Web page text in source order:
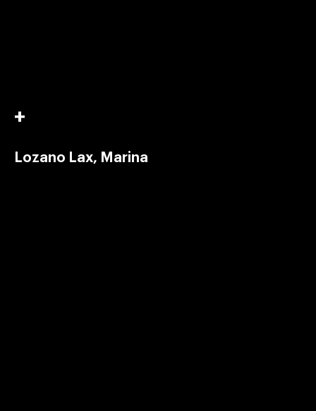
Lozano Lax, Marina